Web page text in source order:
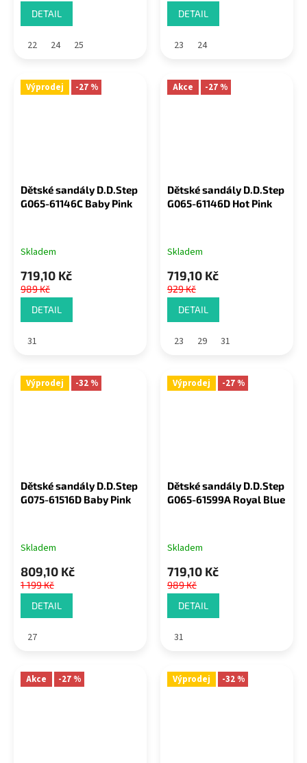
DETAIL
22 24 25
DETAIL
23 24
Výprodej -27 %
Dětské sandály D.D.Step
G065-61146C Baby Pink
Skladem
719,10 Kč
989 Kč
DETAIL
31
Akce -27 %
Dětské sandály D.D.Step
G065-61146D Hot Pink
Skladem
719,10 Kč
929 Kč
DETAIL
23 29 31
Výprodej -32 %
Dětské sandály D.D.Step
G075-61516D Baby Pink
Skladem
809,10 Kč
1 199 Kč
DETAIL
27
Výprodej -27 %
Dětské sandály D.D.Step
G065-61599A Royal Blue
Skladem
719,10 Kč
989 Kč
DETAIL
31
Akce -27 % Výprodej -32 %